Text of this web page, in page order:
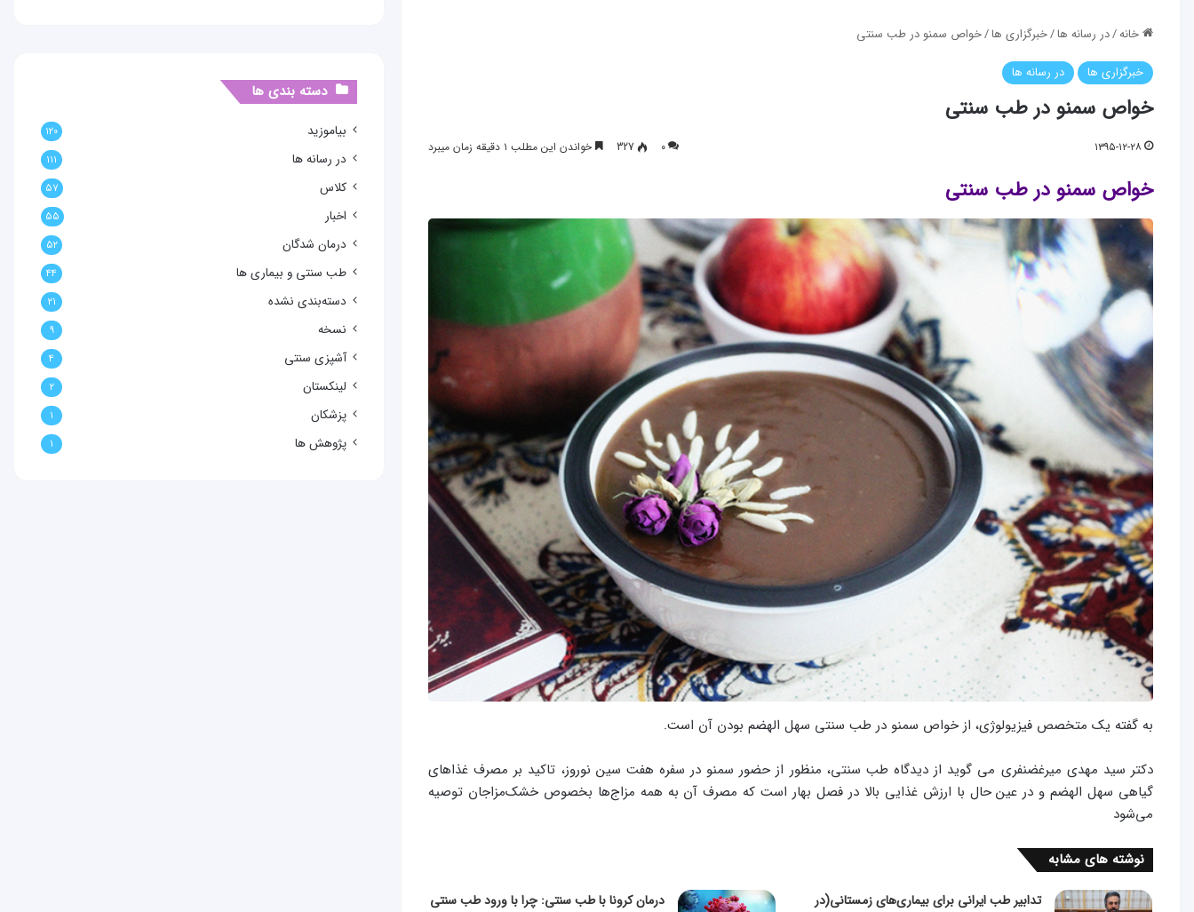
خانه/در رسانه ها/خبرگزاری ها/خواص سمنو در طب سنتی
خبرگزاری ها در رسانه ها
خواص سمنو در طب سنتی
۱۳۹۵-۱۲-۲۸ ۰ 327 خواندن این مطلب ۱ دقیقه زمان میبرد
خواص سمنو در طب سنتی
به گفته یک متخصص فیزیولوژی، از خواص سمنو در طب سنتی سهل الهضم بودن آن است.
دکتر سید مهدی میرغضنفری می گوید از دیدگاه طب سنتی، منظور از حضور سمنو در سفره هفت سین نوروز، تاکید بر مصرف غذاهای
گیاهی سهل الهضم و در عین حال با ارزش غذایی بالا در فصل بهار است که مصرف آن به همه مزاج‌ها بخصوص خشک‌مزاجان توصیه
می‌شود
نوشته های مشابه
تدابیر طب ایرانی برای بیماری‌های زمستانی(در
درمان کرونا با طب سنتی: چرا با ورود طب سنتی
دسته بندی ها
بیاموزید ۱۲۰
در رسانه ها ۱۱۱
کلاس ۵۷
اخبار ۵۵
درمان شدگان ۵۲
طب سنتی و بیماری ها ۴۴
دسته‌بندی نشده ۲۱
نسخه ۹
آشپزی سنتی ۴
لینکستان ۲
پزشکان ۱
پژوهش ها ۱